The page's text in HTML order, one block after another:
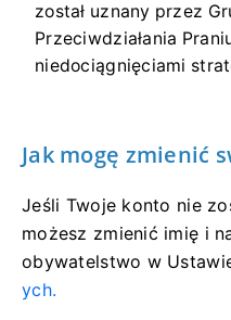
został uznany przez
Przeciwdziałania
niedociągnięciami
Jak mogę zmienić
Jeśli Twoje konto nie
możesz zmienić imię i
obywatelstwo w
ych.